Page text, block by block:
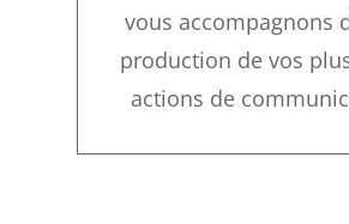
vous accompagnons
production de vos
actions de